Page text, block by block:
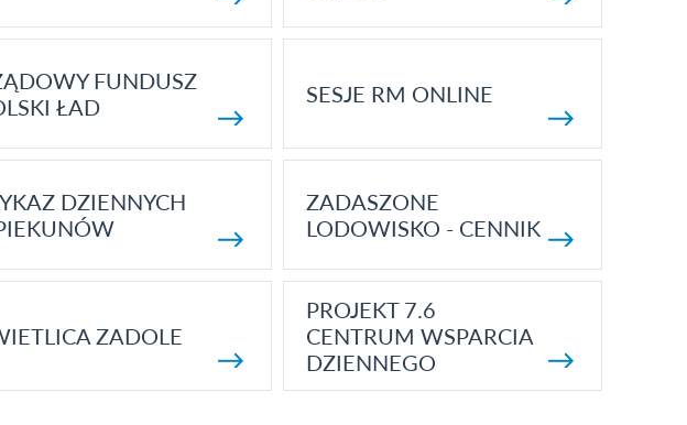
FUNDUSZ
ŁAD
SESJE RM ONLINE
DZIENNYCH
ZADASZONE
LODOWISKO - CENNIK
ZADOLE
PROJEKT 7.6
CENTRUM WSPARCIA
DZIENNEGO